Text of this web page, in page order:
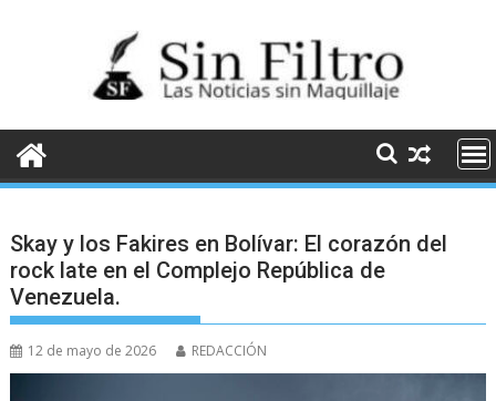
Skay y los Fakires en Bolívar: El corazón del
rock late en el Complejo República de
Venezuela.
12 de mayo de 2026 REDACCIÓN